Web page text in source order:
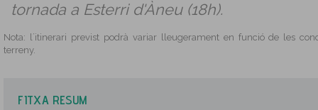
tornada a Esterri d'Àneu (18h).
Nota: l´itinerari previst podrà variar lleugerament en funció de les
terreny.
FITXA RESUM